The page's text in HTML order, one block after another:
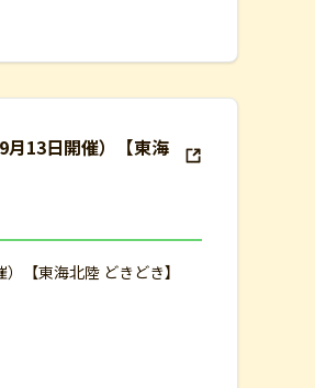
13日開催）【東海
【東海北陸 どきどき】